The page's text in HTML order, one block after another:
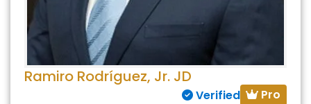
Ramiro Rodríguez, Jr. JD
Verified
Pro